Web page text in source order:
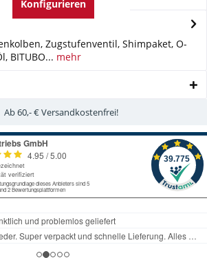
Zugstufenventil, Shimpaket, O-
BITUBO... mehr
Ab 60,- € Versandkostenfrei!
Konfigurieren